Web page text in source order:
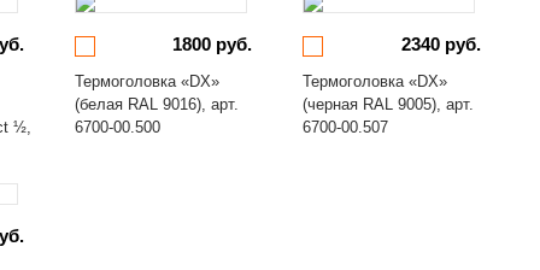
½,
1800 руб.
Термоголовка «DX»
(белая RAL 9016), арт.
6700-00.500
2340 руб.
Термоголовка «DX»
(черная RAL 9005), арт.
6700-00.507